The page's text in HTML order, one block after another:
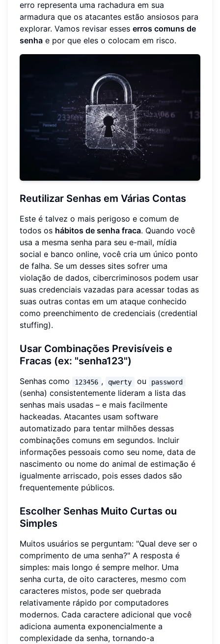
erro representa uma rachadura em sua
armadura que os atacantes estão ansiosos para
explorar. Vamos revisar esses erros comuns de
senha e por que eles o colocam em risco.
Reutilizar Senhas em Várias Contas
Este é talvez o mais perigoso e comum de
todos os hábitos de senha fraca. Quando você
usa a mesma senha para seu e-mail, mídia
social e banco online, você cria um único ponto
de falha. Se um desses sites sofrer uma
violação de dados, cibercriminosos podem usar
suas credenciais vazadas para acessar todas as
suas outras contas em um ataque conhecido
como preenchimento de credenciais (credential
stuffing).
Usar Combinações Previsíveis e
Fracas (ex: "senha123")
Senhas como 123456 , qwerty ou password
(senha) consistentemente lideram a lista das
senhas mais usadas – e mais facilmente
hackeadas. Atacantes usam software
automatizado para tentar milhões dessas
combinações comuns em segundos. Incluir
informações pessoais como seu nome, data de
nascimento ou nome do animal de estimação é
igualmente arriscado, pois esses dados são
frequentemente públicos.
Escolher Senhas Muito Curtas ou
Simples
Muitos usuários se perguntam: "Qual deve ser o
comprimento de uma senha?" A resposta é
simples: mais longo é sempre melhor. Uma
senha curta, de oito caracteres, mesmo com
caracteres mistos, pode ser quebrada
relativamente rápido por computadores
modernos. Cada caractere adicional que você
adiciona aumenta exponencialmente a
complexidade da senha, tornando-a